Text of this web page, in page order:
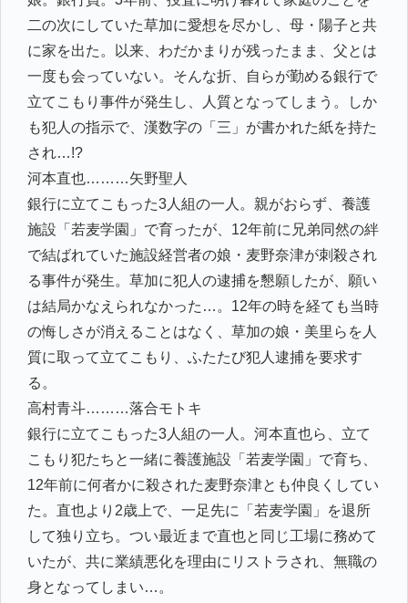
二の次にしていた草加に愛想を尽かし、母・陽子と共
に家を出た。以来、わだかまりが残ったまま、父とは
一度も会っていない。そんな折、自らが勤める銀行で
立てこもり事件が発生し、人質となってしまう。しか
も犯人の指示で、漢数字の「三」が書かれた紙を持た
され…!?
河本直也………矢野聖人
銀行に立てこもった3人組の一人。親がおらず、養護
施設「若麦学園」で育ったが、12年前に兄弟同然の絆
で結ばれていた施設経営者の娘・麦野奈津が刺殺され
る事件が発生。草加に犯人の逮捕を懇願したが、願い
は結局かなえられなかった…。12年の時を経ても当時
の悔しさが消えることはなく、草加の娘・美里らを人
質に取って立てこもり、ふたたび犯人逮捕を要求す
る。
高村青斗………落合モトキ
銀行に立てこもった3人組の一人。河本直也ら、立て
こもり犯たちと一緒に養護施設「若麦学園」で育ち、
12年前に何者かに殺された麦野奈津とも仲良くしてい
た。直也より2歳上で、一足先に「若麦学園」を退所
して独り立ち。つい最近まで直也と同じ工場に務めて
いたが、共に業績悪化を理由にリストラされ、無職の
身となってしまい…。